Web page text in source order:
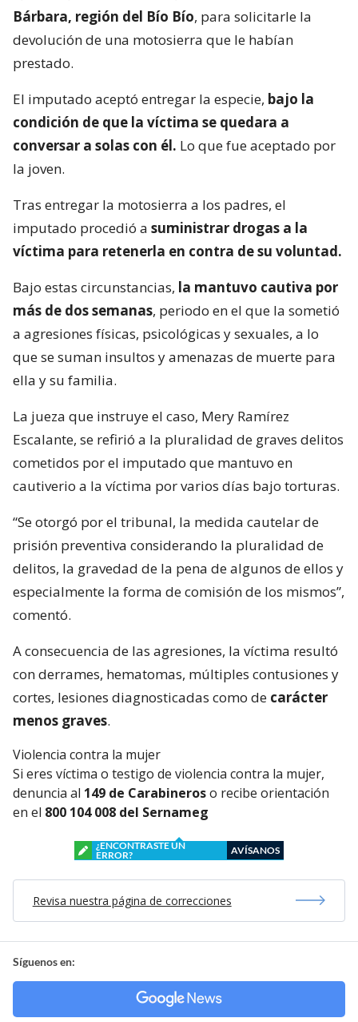
Bárbara, región del Bío Bío, para solicitarle la
devolución de una motosierra que le habían
prestado.
El imputado aceptó entregar la especie, bajo la
condición de que la víctima se quedara a
conversar a solas con él. Lo que fue aceptado por
la joven.
Tras entregar la motosierra a los padres, el
imputado procedió a suministrar drogas a la
víctima para retenerla en contra de su voluntad.
Bajo estas circunstancias, la mantuvo cautiva por
más de dos semanas, periodo en el que la sometió
a agresiones físicas, psicológicas y sexuales, a lo
que se suman insultos y amenazas de muerte para
ella y su familia.
La jueza que instruye el caso, Mery Ramírez
Escalante, se refirió a la pluralidad de graves delitos
cometidos por el imputado que mantuvo en
cautiverio a la víctima por varios días bajo torturas.
“Se otorgó por el tribunal, la medida cautelar de
prisión preventiva considerando la pluralidad de
delitos, la gravedad de la pena de algunos de ellos y
especialmente la forma de comisión de los mismos”,
comentó.
A consecuencia de las agresiones, la víctima resultó
con derrames, hematomas, múltiples contusiones y
cortes, lesiones diagnosticadas como de carácter
menos graves.
Violencia contra la mujer
Si eres víctima o testigo de violencia contra la mujer,
denuncia al 149 de Carabineroso recibe orientación
en el 800 104 008 del Sernameg
¿ENCONTRASTE UN
ERROR?
AVÍSANOS
Revisa nuestra página de correcciones
Síguenos en: